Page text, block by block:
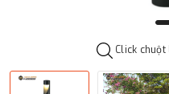
Click